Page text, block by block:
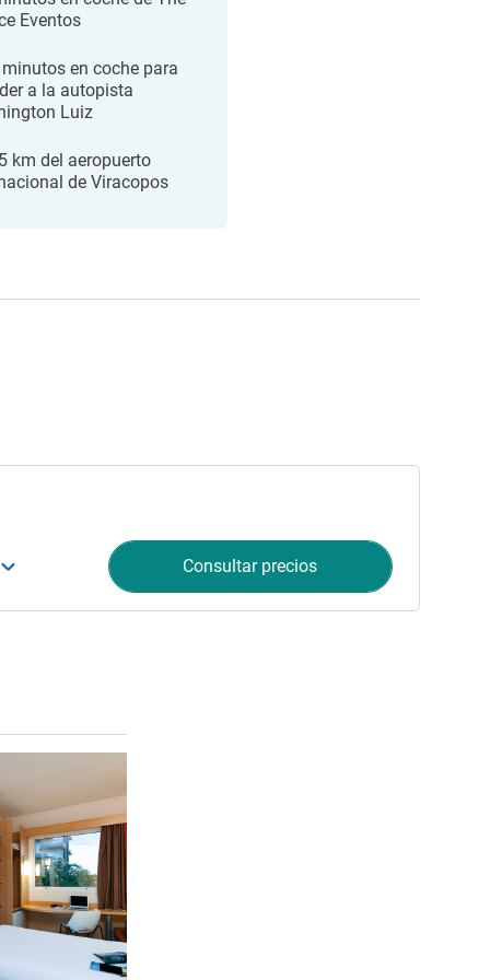
Eventos
en coche para
a la autopista
Luiz
km del aeropuerto
de Viracopos
Consultar precios